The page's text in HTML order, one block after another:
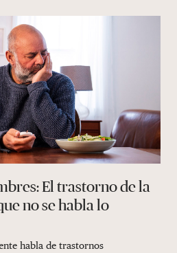
El trastorno de la
no se habla lo
habla de trastornos